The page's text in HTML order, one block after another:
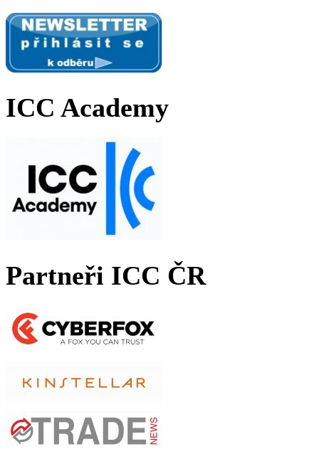
ICC Academy
Partneři ICC ČR